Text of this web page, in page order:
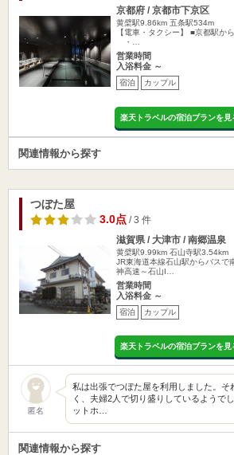
京都府 / 京都市下京区
黄檗駅9.86km 五条駅534m
【電車・タクシー】 ■京都駅
・…
営業時間
入浴料金 ～
宿泊 カップル
楽天トラベルの宿泊プランを見
関連情報から探す
つぼた屋
3.0点/ 3 件
滋賀県 / 大津市 / 南郷温泉
黄檗駅9.99km 石山寺駅3.54km
JR東海道本線石山駅からバスで
神高速～石山I…
営業時間
入浴料金 ～
宿泊 カップル
楽天トラベルの宿泊プランを見
匿名
私は出張でつぼた屋を利用しました。そ
く、夫婦2人で切り盛りしているようで
ットホ…
関連情報から探す